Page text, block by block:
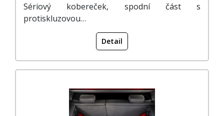
Sériový kobereček, spodní část s
protiskluzovou…
Detail